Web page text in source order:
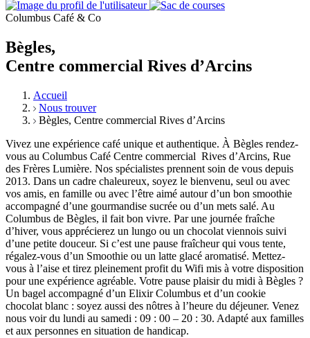
Columbus Café & Co
Bègles,
Centre commercial Rives d’Arcins
Accueil
Nous trouver
Bègles, Centre commercial Rives d’Arcins
Vivez une expérience café unique et authentique. À Bègles rendez-
vous au Columbus Café Centre commercial Rives d’Arcins, Rue
des Frères Lumière. Nos spécialistes prennent soin de vous depuis
2013. Dans un cadre chaleureux, soyez le bienvenu, seul ou avec
vos amis, en famille ou avec l’être aimé autour d’un bon smoothie
accompagné d’une gourmandise sucrée ou d’un mets salé. Au
Columbus de Bègles, il fait bon vivre. Par une journée fraîche
d’hiver, vous apprécierez un lungo ou un chocolat viennois suivi
d’une petite douceur. Si c’est une pause fraîcheur qui vous tente,
régalez-vous d’un Smoothie ou un latte glacé aromatisé. Mettez-
vous à l’aise et tirez pleinement profit du Wifi mis à votre disposition
pour une expérience agréable. Votre pause plaisir du midi à Bègles ?
Un bagel accompagné d’un Elixir Columbus et d’un cookie
chocolat blanc : soyez aussi des nôtres à l’heure du déjeuner. Venez
nous voir du lundi au samedi : 09 : 00 – 20 : 30. Adapté aux familles
et aux personnes en situation de handicap.